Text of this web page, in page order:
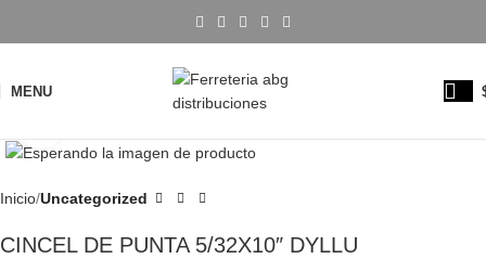
MENU
Inicio Uncategorized
CINCEL DE PUNTA 5/32X10″ DYLLU